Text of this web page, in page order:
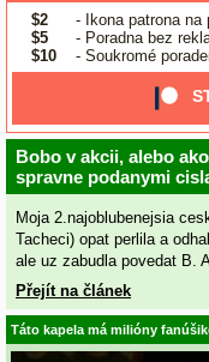
$2
- Ikona patrona na
$5
- Poradna bez
$10
- Soukromé
Bobo v akcii, alebo
spravne podanymi
Moja 2.najoblubenejsia
Tacheci) opat perlila a
ale uz zabudla povedat B.
Přejít na článek
Táto kapela má milióny